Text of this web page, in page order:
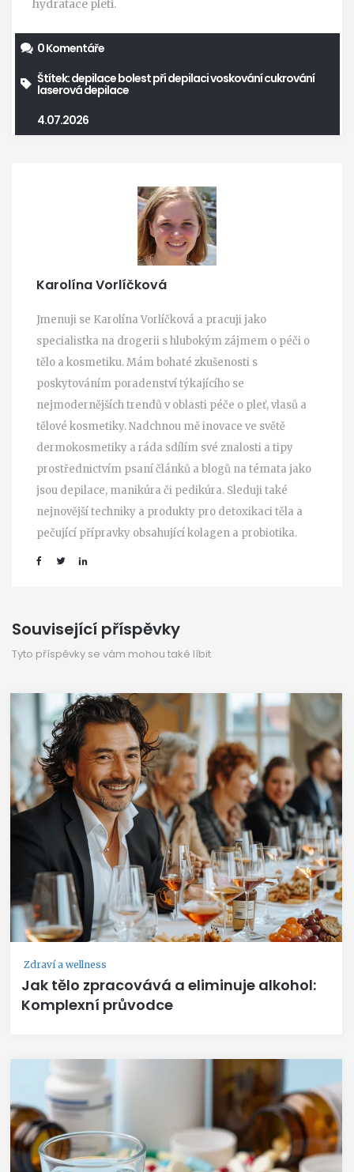
hydratace pleti.
0 Komentáře
Štítek:depilacebolest při depilacivoskovánícukrování
laserová depilace
4.07.2026
Karolína Vorlíčková
Jmenuji se Karolína Vorlíčková a pracuji jako
specialistka na drogerii s hlubokým zájmem o péči o
tělo a kosmetiku. Mám bohaté zkušenosti s
poskytováním poradenství týkajícího se
nejmodernějších trendů v oblasti péče o pleť, vlasů a
tělové kosmetiky. Nadchnou mě inovace ve světě
dermokosmetiky a ráda sdílím své znalosti a tipy
prostřednictvím psaní článků a blogů na témata jako
jsou depilace, manikúra či pedikúra. Sleduji také
nejnovější techniky a produkty pro detoxikaci těla a
pečující přípravky obsahující kolagen a probiotika.
Související příspěvky
Tyto příspěvky se vám mohou také líbit
Zdraví a wellness
Jak tělo zpracovává a eliminuje alkohol:
Komplexní průvodce